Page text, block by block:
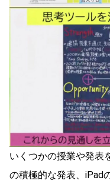
いくつかの授業や発表
の積極的な発表、iPad